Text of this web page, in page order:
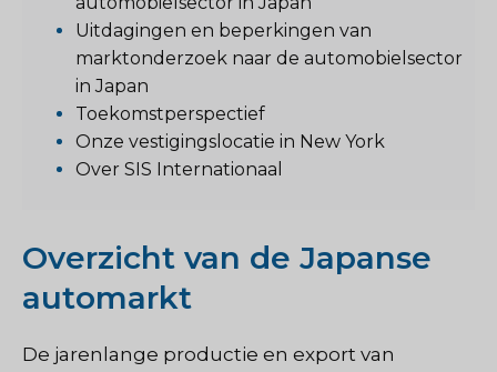
Uitdagingen en beperkingen van
marktonderzoek naar de automobielsector
in Japan
Toekomstperspectief
Onze vestigingslocatie in New York
Over SIS Internationaal
Overzicht van de Japanse
automarkt
De jarenlange productie en export van